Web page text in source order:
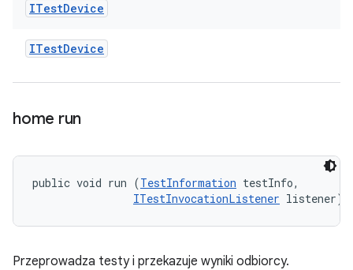
ITestDevice
ITestDevice
home run
public void run (TestInformation testInfo,
ITestInvocationListener listener)
Przeprowadza testy i przekazuje wyniki odbiorcy.